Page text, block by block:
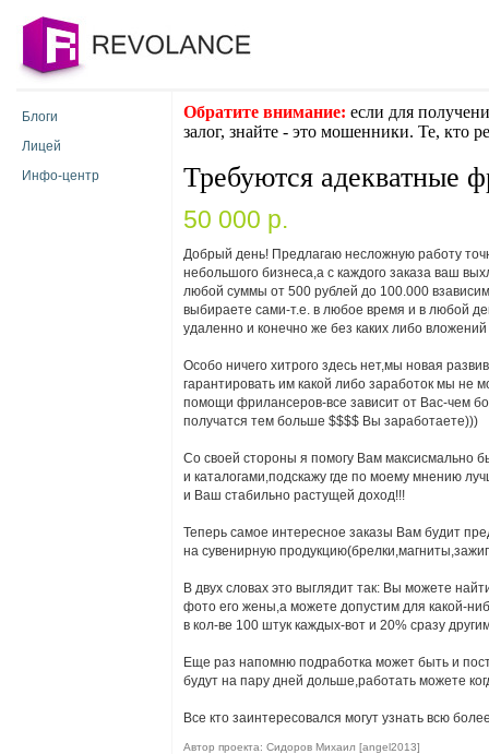
Блоги
Лицей
Инфо-центр
Обратите внимание: если для
залог, знайте - это мошенники. Те, кто
Требуются адекватные
50 000 p.
Добрый день! Предлагаю несложную работу
небольшого бизнеса,а с каждого заказа ваш
любой суммы от 500 рублей до 100.000
выбираете сами-т.е. в любое время и в любой
удаленно и конечно же без каких либо
Особо ничего хитрого здесь нет,мы новая
гарантировать им какой либо заработок мы не
помощи фрилансеров-все зависит от Вас-чем
получатся тем больше $$$$ Вы заработаете)))
Со своей стороны я помогу Вам максисмально
и каталогами,подскажу где по моему мнению
и Ваш стабильно растущей доход!!!
Теперь самое интересное заказы Вам будит
на сувенирную
В двух словах это выглядит так: Вы можете
фото его жены,а можете допустим для какой-
в кол-ве 100 штук каждых-вот и 20% сразу
Еще раз напомню подработка может быть и
будут на пару дней дольше,работать можете
Все кто заинтересовался могут узнать всю
Автор проекта: Сидоров Михаил [angel2013]